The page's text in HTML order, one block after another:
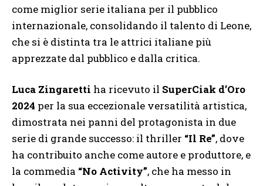
come miglior serie italiana per il pubblico
internazionale, consolidando il talento di Leone,
che si è distinta tra le attrici italiane più
apprezzate dal pubblico e dalla critica.
Luca Zingaretti ha ricevuto il SuperCiak d’Oro
2024 per la sua eccezionale versatilità artistica,
dimostrata nei panni del protagonista in due
serie di grande successo: il thriller “Il Re”, dove
ha contribuito anche come autore e produttore, e
la commedia “No Activity”, che ha messo in